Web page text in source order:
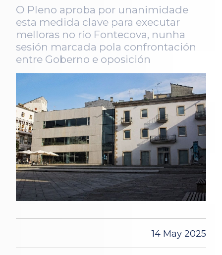
O Pleno aproba por unanimidade
esta medida clave para executar
melloras no río Fontecova, nunha
sesión marcada pola confrontación
entre Goberno e oposición
14 May 2025